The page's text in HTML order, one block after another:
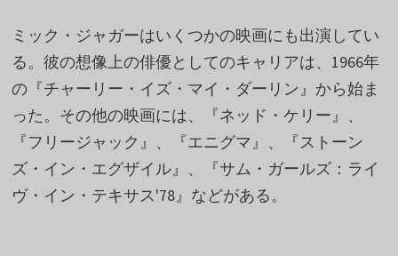
ミック・ジャガーはいくつかの映画にも出演してい
る。彼の想像上の俳優としてのキャリアは、1966年
の『チャーリー・イズ・マイ・ダーリン』から始ま
った。その他の映画には、『ネッド・ケリー』、
『フリージャック』、『エニグマ』、『ストーン
ズ・イン・エグザイル』、『サム・ガールズ：ライ
ヴ・イン・テキサス'78』などがある。